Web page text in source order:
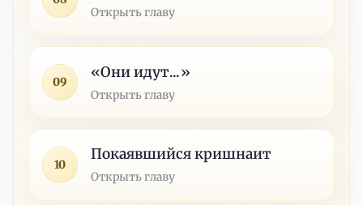
Открыть главу
09
«Они идут...»
Открыть главу
10
Покаявшийся кришнаит
Открыть главу